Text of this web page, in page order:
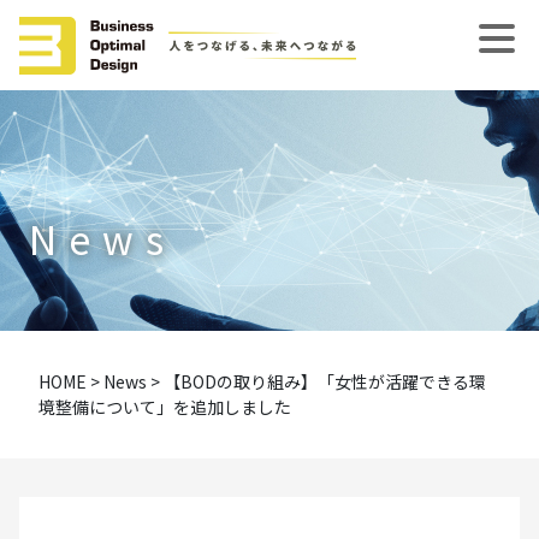
News
HOME > News > 【BODの取り組み】「女性が活躍できる環
境整備について」を追加しました